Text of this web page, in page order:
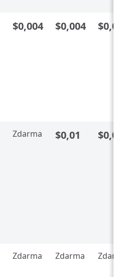
$0,004 $0,004
Zdarma $0,01
Zdarma Zdarma